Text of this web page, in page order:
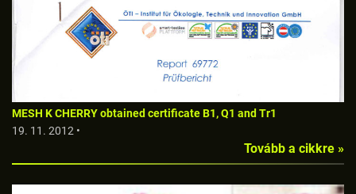
MESH K CHERRY obtained certificate B1, Q1 and Tr1
19. 11. 2012 •
Tovább a cikkre »